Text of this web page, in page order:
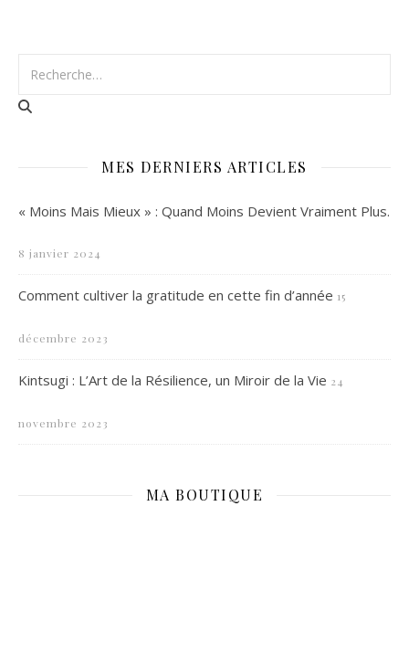
MES DERNIERS ARTICLES
« Moins Mais Mieux » : Quand Moins Devient Vraiment Plus.
8 janvier 2024
Comment cultiver la gratitude en cette fin d’année 15
décembre 2023
Kintsugi : L’Art de la Résilience, un Miroir de la Vie 24
novembre 2023
MA BOUTIQUE